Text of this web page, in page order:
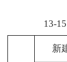
13-
新